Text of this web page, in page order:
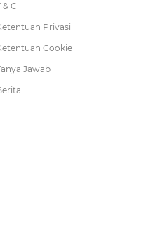
& C
Privasi
Cookie
Jawab